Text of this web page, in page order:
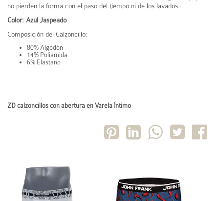
no pierden la forma con el paso del tiempo ni de los lavados.
Color: Azul Jaspeado
Composición del Calzoncillo:
80% Algodón
14% Poliamida
6% Elastano
ZD calzoncillos con abertura en Varela Íntimo